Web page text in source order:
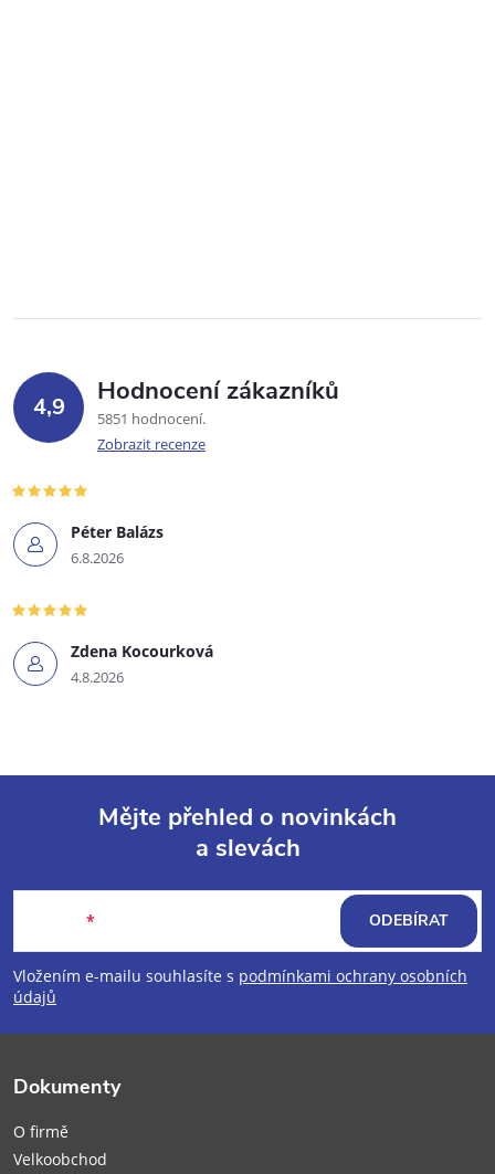
4,9 Hodnocení zákazníků
5851 hodnocení
Zobrazit recenze
Péter Balázs
6.8.2026
Zdena Kocourková
4.8.2026
p
a
Mějte přehled o novinkách
a slevách
Vložením e-mailu souhlasíte s podmínkami ochrany osobních
údajů
ODEBÍRAT
Dokumenty
O firmě
Velkoobchod